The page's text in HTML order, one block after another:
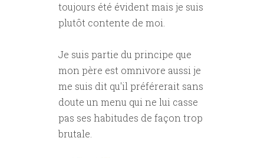
toujours été évident mais je suis
plutôt contente de moi.
Je suis partie du principe que
mon père est omnivore aussi je
me suis dit qu'il préférerait sans
doute un menu qui ne lui casse
pas ses habitudes de façon trop
brutale.